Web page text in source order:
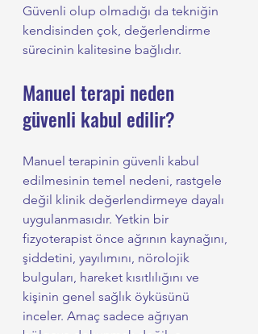
Güvenli olup olmadığı da tekniğin
kendisinden çok, değerlendirme
sürecinin kalitesine bağlıdır.
Manuel terapi neden
güvenli kabul edilir?
Manuel terapinin güvenli kabul
edilmesinin temel nedeni, rastgele
değil klinik değerlendirmeye dayalı
uygulanmasıdır. Yetkin bir
fizyoterapist önce ağrının kaynağını,
şiddetini, yayılımını, nörolojik
bulguları, hareket kısıtlılığını ve
kişinin genel sağlık öyküsünü
inceler. Amaç sadece ağrıyan